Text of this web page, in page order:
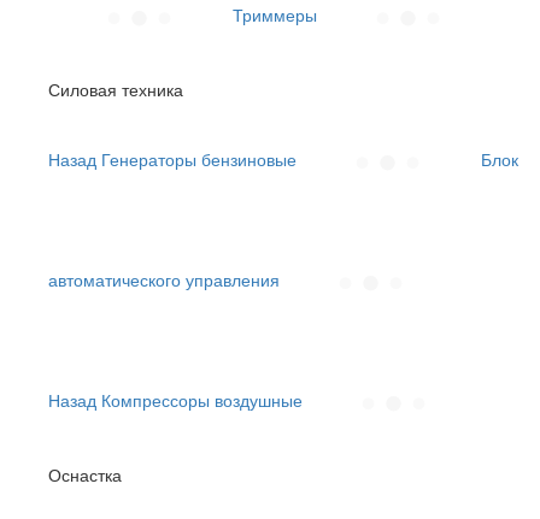
Триммеры
Силовая техника
Назад Генераторы бензиновые Блок
автоматического управления
Назад Компрессоры воздушные
Оснастка